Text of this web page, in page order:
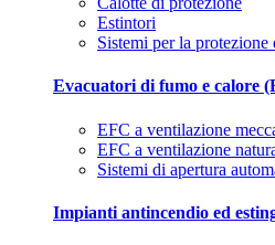
Estintori
Sistemi per la protezione
Evacuatori di fumo e calore
EFC a ventilazione
EFC a ventilazione
Sistemi di apertura
Impianti antincendio ed